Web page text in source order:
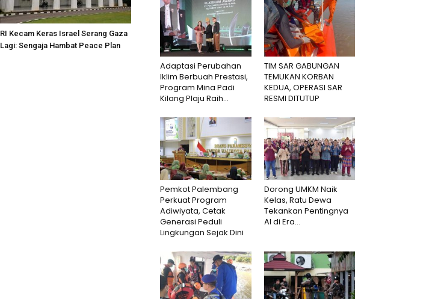
RI Kecam Keras Israel Serang Gaza
Lagi: Sengaja Hambat Peace Plan
Adaptasi Perubahan
Iklim Berbuah Prestasi,
Program Mina Padi
Kilang Plaju Raih...
TIM SAR GABUNGAN
TEMUKAN KORBAN
KEDUA, OPERASI SAR
RESMI DITUTUP
Pemkot Palembang
Perkuat Program
Adiwiyata, Cetak
Generasi Peduli
Lingkungan Sejak Dini
Dorong UMKM Naik
Kelas, Ratu Dewa
Tekankan Pentingnya
AI di Era...